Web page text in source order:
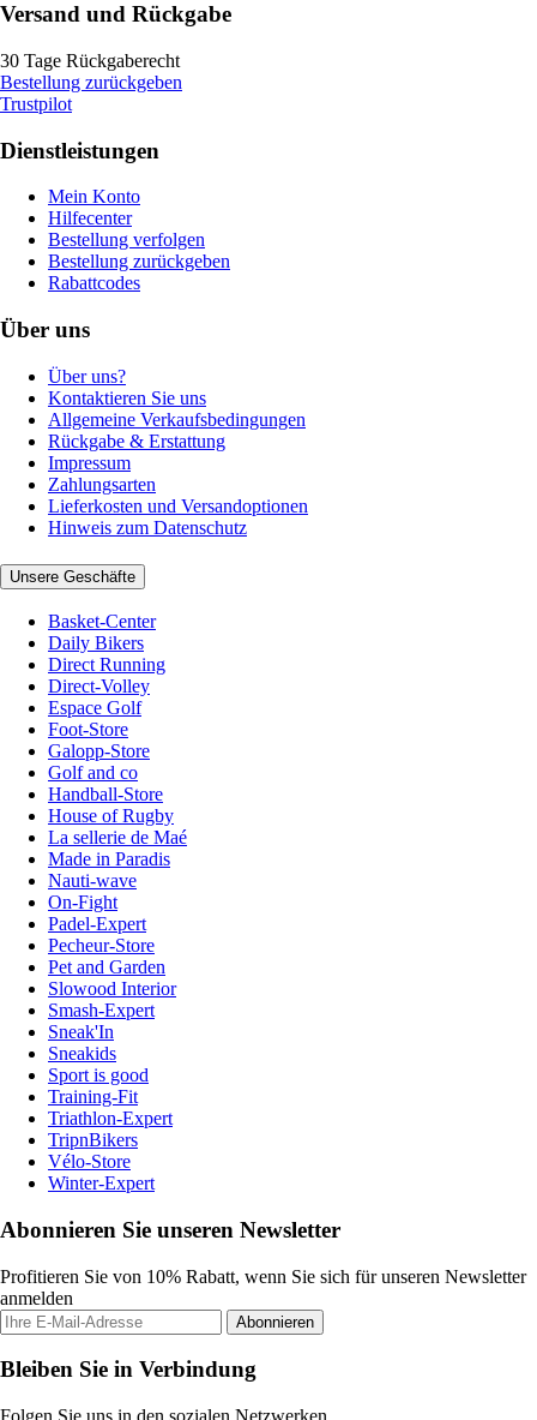
Versand und Rückgabe
30 Tage Rückgaberecht
Bestellung zurückgeben
Trustpilot
Dienstleistungen
Mein Konto
Hilfecenter
Bestellung verfolgen
Bestellung zurückgeben
Rabattcodes
Über uns
Über uns?
Kontaktieren Sie uns
Allgemeine Verkaufsbedingungen
Rückgabe & Erstattung
Impressum
Zahlungsarten
Lieferkosten und Versandoptionen
Hinweis zum Datenschutz
Unsere Geschäfte
Basket-Center
Daily Bikers
Direct Running
Direct-Volley
Espace Golf
Foot-Store
Galopp-Store
Golf and co
Handball-Store
House of Rugby
La sellerie de Maé
Made in Paradis
Nauti-wave
On-Fight
Padel-Expert
Pecheur-Store
Pet and Garden
Slowood Interior
Smash-Expert
Sneak'In
Sneakids
Sport is good
Training-Fit
Triathlon-Expert
TripnBikers
Vélo-Store
Winter-Expert
Abonnieren Sie unseren Newsletter
Profitieren Sie von 10% Rabatt, wenn Sie sich für unseren Newsletter
anmelden
Abonnieren
Bleiben Sie in Verbindung